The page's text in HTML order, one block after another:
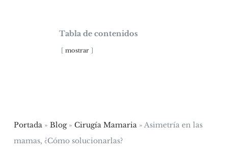
Tabla de contenidos
mostrar
Portada »Blog»Cirugía Mamaria » Asimetría en las
mamas, ¿Cómo solucionarlas?